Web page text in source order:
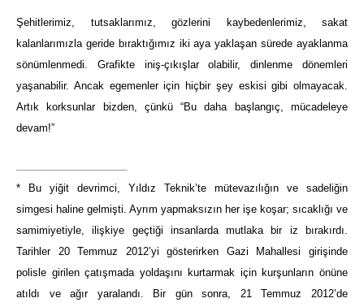
Şehitlerimiz, tutsaklarımız, gözlerini kaybedenlerimiz, sakat
kalanlarımızla geride bıraktığımız iki aya yaklaşan sürede ayaklanma
sönümlenmedi. Grafikte iniş-çıkışlar olabilir, dinlenme dönemleri
yaşanabilir. Ancak egemenler için hiçbir şey eskisi gibi olmayacak.
Artık korksunlar bizden, çünkü “Bu daha başlangıç, mücadeleye
devam!”
* Bu yiğit devrimci, Yıldız Teknik’te mütevazılığın ve sadeliğin
simgesi haline gelmişti. Ayrım yapmaksızın her işe koşar; sıcaklığı ve
samimiyetiyle, ilişkiye geçtiği insanlarda mutlaka bir iz bırakırdı.
Tarihler 20 Temmuz 2012’yi gösterirken Gazi Mahallesi girişinde
polisle girilen çatışmada yoldaşını kurtarmak için kurşunların önüne
atıldı ve ağır yaralandı. Bir gün sonra, 21 Temmuz 2012’de